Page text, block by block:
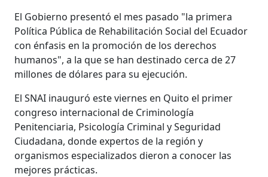
El Gobierno presentó el mes pasado "la primera
Política Pública de Rehabilitación Social del Ecuador
con énfasis en la promoción de los derechos
humanos", a la que se han destinado cerca de 27
millones de dólares para su ejecución.
El SNAI inauguró este viernes en Quito el primer
congreso internacional de Criminología
Penitenciaria, Psicología Criminal y Seguridad
Ciudadana, donde expertos de la región y
organismos especializados dieron a conocer las
mejores prácticas.